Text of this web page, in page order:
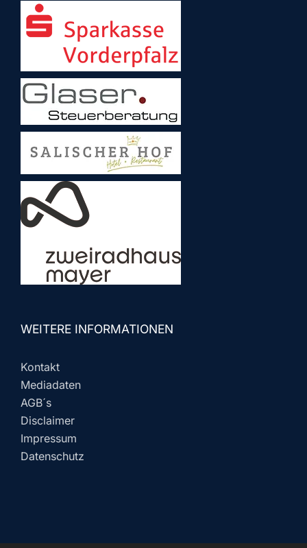
WEITERE INFORMATIONEN
Kontakt
Mediadaten
AGB´s
Disclaimer
Impressum
Datenschutz